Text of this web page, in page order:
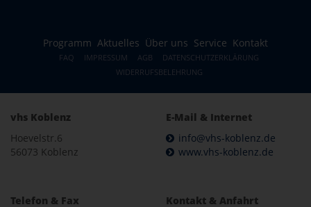
Programm Aktuelles Über uns Service Kontakt
FAQ IMPRESSUM AGB
DATENSCHUTZERKLÄRUNG
WIDERRUFSBELEHRUNG
vhs Koblenz
Hoevelstr.6
56073 Koblenz
E-Mail & Internet
info@vhs-koblenz.de
www.vhs-koblenz.de
Telefon & Fax Kontakt & Anfahrt